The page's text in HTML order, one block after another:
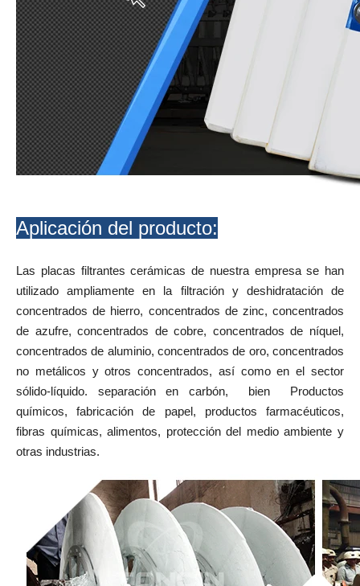
Aplicación del producto:
Las placas filtrantes cerámicas de nuestra empresa se han
utilizado ampliamente en la filtración y deshidratación de
concentrados de hierro, concentrados de zinc, concentrados
de azufre, concentrados de cobre, concentrados de níquel,
concentrados de aluminio, concentrados de oro, concentrados
no metálicos y otros concentrados, así como en el sector
sólido-líquido. separación en carbón, bien Productos
químicos, fabricación de papel, productos farmacéuticos,
fibras químicas, alimentos, protección del medio ambiente y
otras industrias.